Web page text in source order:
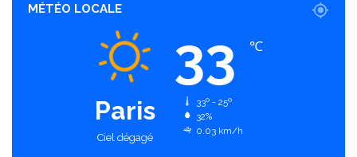
MÉTÉO LOCALE
Paris
Ciel dégagé
33 ℃
33º - 25º
32%
0.03 km/h